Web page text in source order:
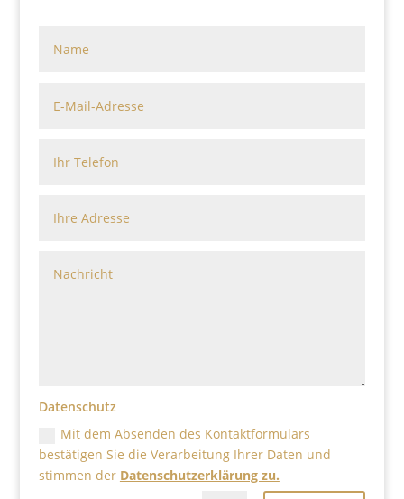
Datenschutz
Mit dem Absenden des Kontaktformulars
bestätigen Sie die Verarbeitung Ihrer Daten und
stimmen der Datenschutzerklärung zu.